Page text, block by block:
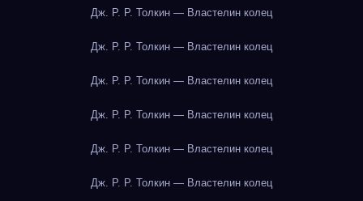
Дж. Р. Р. Толкин — Властелин колец
Дж. Р. Р. Толкин — Властелин колец
Дж. Р. Р. Толкин — Властелин колец
Дж. Р. Р. Толкин — Властелин колец
Дж. Р. Р. Толкин — Властелин колец
Дж. Р. Р. Толкин — Властелин колец